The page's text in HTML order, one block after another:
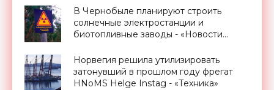
«Технологии»
В Чернобыле планируют строить
солнечные электростанции и
биотопливные заводы - «Новости
Норвегия решила утилизировать
затонувший в прошлом году фрегат
HNoMS Helge Instag - «Техника»